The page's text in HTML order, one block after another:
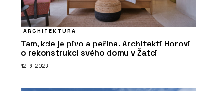
ARCHITEKTURA
Tam, kde je pivo a peřina. Architekti Horovi
o rekonstrukci svého domu v Žatci
12. 6. 2026